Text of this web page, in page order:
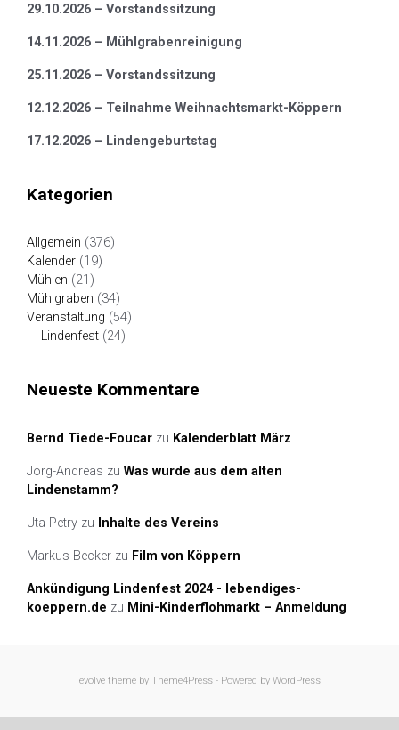
29.10.2026 – Vorstandssitzung
14.11.2026 – Mühlgrabenreinigung
25.11.2026 – Vorstandssitzung
12.12.2026 – Teilnahme Weihnachtsmarkt-Köppern
17.12.2026 – Lindengeburtstag
Kategorien
Allgemein (376)
Kalender (19)
Mühlen (21)
Mühlgraben (34)
Veranstaltung (54)
Lindenfest (24)
Neueste Kommentare
Bernd Tiede-Foucar zu Kalenderblatt März
Jörg-Andreas zu Was wurde aus dem alten
Lindenstamm?
Uta Petry zu Inhalte des Vereins
Markus Becker zu Film von Köppern
Ankündigung Lindenfest 2024 - lebendiges-
koeppern.de zu Mini-Kinderflohmarkt – Anmeldung
evolvetheme by Theme4Press - Powered by WordPress